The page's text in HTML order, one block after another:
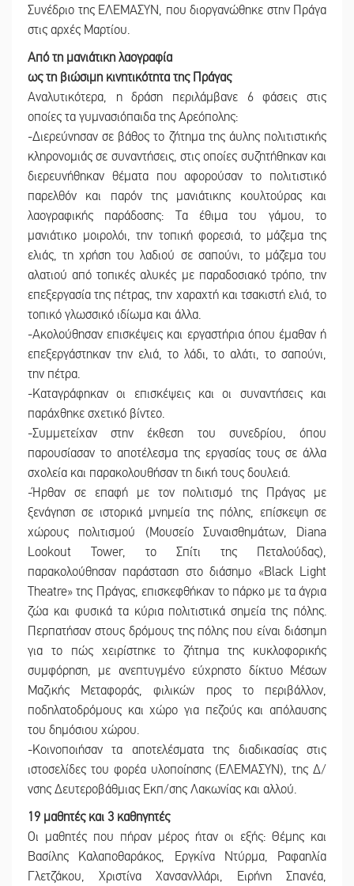
Συνέδριο της ΕΛΕΜΑΣΥΝ, που διοργανώθηκε στην Πράγα
στις αρχές Μαρτίου.
Από τη μανιάτικη λαογραφία
ως τη βιώσιμη κινητικότητα της Πράγας
Αναλυτικότερα, η δράση περιλάμβανε 6 φάσεις στις
οποίες τα γυμνασιόπαιδα της Αρεόπολης:
-Διερεύνησαν σε βάθος το ζήτημα της άυλης πολιτιστικής
κληρονομιάς σε συναντήσεις, στις οποίες συζητήθηκαν και
διερευνήθηκαν θέματα που αφορούσαν το πολιτιστικό
παρελθόν και παρόν της μανιάτικης κουλτούρας και
λαογραφικής παράδοσης: Τα έθιμα του γάμου, το
μανιάτικο μοιρολόι, την τοπική φορεσιά, το μάζεμα της
ελιάς, τη χρήση του λαδιού σε σαπούνι, το μάζεμα του
αλατιού από τοπικές αλυκές με παραδοσιακό τρόπο, την
επεξεργασία της πέτρας, την χαραχτή και τσακιστή ελιά, το
τοπικό γλωσσικό ιδίωμα και άλλα.
-Ακολούθησαν επισκέψεις και εργαστήρια όπου έμαθαν ή
επεξεργάστηκαν την ελιά, το λάδι, το αλάτι, το σαπούνι,
την πέτρα.
-Καταγράφηκαν οι επισκέψεις και οι συναντήσεις και
παράχθηκε σχετικό βίντεο.
-Συμμετείχαν στην έκθεση του συνεδρίου, όπου
παρουσίασαν το αποτέλεσμα της εργασίας τους σε άλλα
σχολεία και παρακολουθήσαν τη δική τους δουλειά.
-Ήρθαν σε επαφή με τον πολιτισμό της Πράγας με
ξενάγηση σε ιστορικά μνημεία της πόλης, επίσκεψη σε
χώρους πολιτισμού (Μουσείο Συναισθημάτων, Diana
Lookout Tower, το Σπίτι της Πεταλούδας),
παρακολούθησαν παράσταση στο διάσημο «Black Light
Theatre» της Πράγας, επισκεφθήκαν το πάρκο με τα άγρια
ζώα και φυσικά τα κύρια πολιτιστικά σημεία της πόλης.
Περπατήσαν στους δρόμους της πόλης που είναι διάσημη
για το πώς χειρίστηκε το ζήτημα της κυκλοφορικής
συμφόρηση, με ανεπτυγμένο εύχρηστο δίκτυο Μέσων
Μαζικής Μεταφοράς, φιλικών προς το περιβάλλον,
ποδηλατοδρόμους και χώρο για πεζούς και απόλαυσης
του δημόσιου χώρου.
-Κοινοποιήσαν τα αποτελέσματα της διαδικασίας στις
ιστοσελίδες του φορέα υλοποίησης (ΕΛΕΜΑΣΥΝ), της Δ/
νσης Δευτεροβάθμιας Εκπ/σης Λακωνίας και αλλού.
19 μαθητές και 3 καθηγητές
Οι μαθητές που πήραν μέρος ήταν οι εξής: Θέμης και
Βασίλης Καλαποθαράκος, Εργκίνα Ντύρμα, Ραφαηλία
Γλετζάκου, Χριστίνα Χανσανλλάρι, Ειρήνη Σπανέα,